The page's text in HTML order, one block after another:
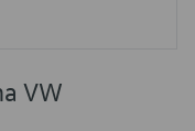
VW